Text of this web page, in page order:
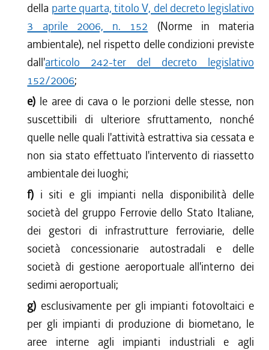
della parte quarta, titolo V, del decreto legislativo
3 aprile 2006, n. 152 (Norme in materia
ambientale), nel rispetto delle condizioni previste
dall'articolo 242-ter del decreto legislativo
152/2006;
e) le aree di cava o le porzioni delle stesse, non
suscettibili di ulteriore sfruttamento, nonché
quelle nelle quali l'attività estrattiva sia cessata e
non sia stato effettuato l'intervento di riassetto
ambientale dei luoghi;
f) i siti e gli impianti nella disponibilità delle
società del gruppo Ferrovie dello Stato Italiane,
dei gestori di infrastrutture ferroviarie, delle
società concessionarie autostradali e delle
società di gestione aeroportuale all'interno dei
sedimi aeroportuali;
g) esclusivamente per gli impianti fotovoltaici e
per gli impianti di produzione di biometano, le
aree interne agli impianti industriali e agli